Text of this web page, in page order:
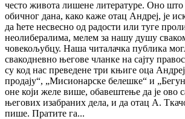
често живота лишене литературе. Оно што
обичног дана, како каже отац Андреј, је
да ћете несвесно од радости или туге
неолибералима, мелем за нашу душу
човекољубцу. Наша читалачка публика
свакодневно његове чланке на сајту
су код нас преведене три књиге оца
продају“, „Мисионарске белешке“ и
оне који желе више, обавештење да је ово
његових изабраних дела, и да отац А.
пише. Пратите га...